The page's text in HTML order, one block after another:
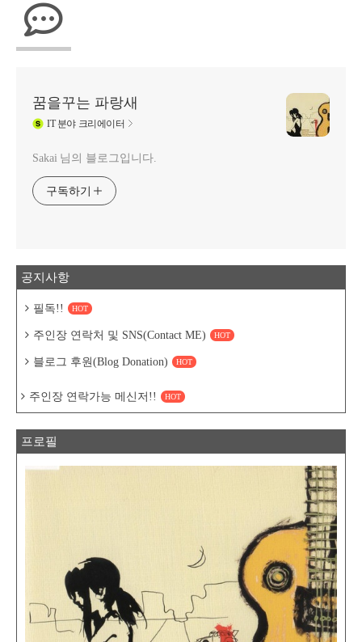
꿈을꾸는 파랑새
IT분야 크리에이터
Sakai 님의 블로그입니다.
구독하기
공지사항
필독!! HOT
주인장 연락처 및 SNS(Contact ME) HOT
블로그 후원(Blog Donation) HOT
주인장 연락가능 메신저!! HOT
프로필